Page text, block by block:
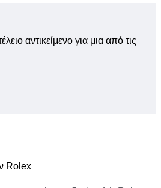
αντικείμενο για μια από τις
Rolex